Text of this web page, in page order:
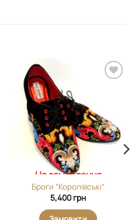
На замовлення
Броги “Королівські”
5,400 грн